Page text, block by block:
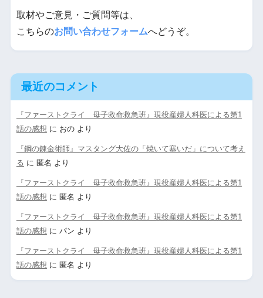
取材やご意見・ご質問等は、
こちらのお問い合わせフォームへどうぞ。
最近のコメント
『ファーストクライ 母子救命救急班』現役産婦人科医による第1
話の感想 に おのより
『鋼の錬金術師』マスタング大佐の「焼いて塞いだ」について考え
る に 匿名 より
『ファーストクライ 母子救命救急班』現役産婦人科医による第1
話の感想 に 匿名 より
『ファーストクライ 母子救命救急班』現役産婦人科医による第1
話の感想 に パン より
『ファーストクライ 母子救命救急班』現役産婦人科医による第1
話の感想 に 匿名 より